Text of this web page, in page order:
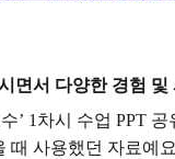
면서 다양한 경험
’ 1차시 수업 PPT
때 사용했던 자료예